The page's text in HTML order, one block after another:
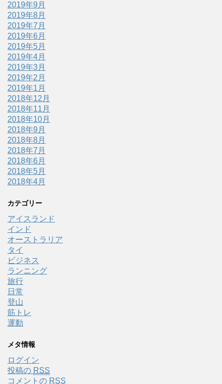
2019年9月
2019年8月
2019年7月
2019年6月
2019年5月
2019年4月
2019年3月
2019年2月
2019年1月
2018年12月
2018年11月
2018年10月
2018年9月
2018年8月
2018年7月
2018年6月
2018年5月
2018年4月
カテゴリー
アイスランド
インド
オーストラリア
タイ
ビジネス
ランニング
旅行
日常
登山
筋トレ
運動
メタ情報
ログイン
投稿の RSS
コメントの RSS